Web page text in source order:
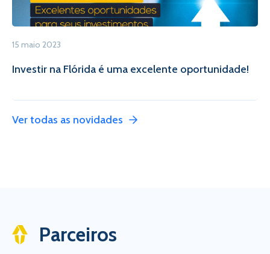
15 maio 2023
Investir na Flórida é uma excelente oportunidade!
Ver todas as novidades
Parceiros